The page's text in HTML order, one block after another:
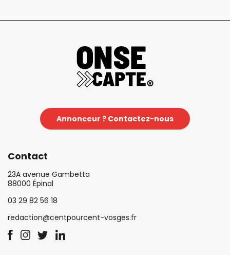
Annonceur ? Contactez-nous
Contact
23A avenue Gambetta
88000 Épinal
03 29 82 56 18
redaction@centpourcent-vosges.fr